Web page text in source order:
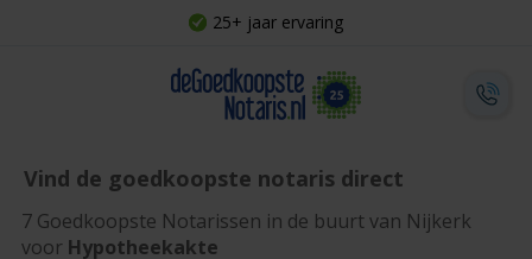
25+ jaar ervaring
Vind de goedkoopste notaris direct
7 Goedkoopste Notarissen in de buurt van Nijkerk
voor Hypotheekakte